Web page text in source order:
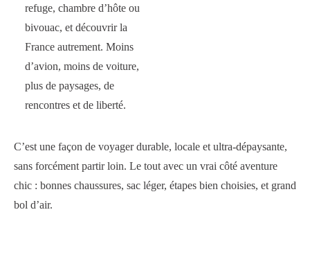
refuge, chambre d’hôte ou
bivouac, et découvrir la
France autrement. Moins
d’avion, moins de voiture,
plus de paysages, de
rencontres et de liberté.
C’est une façon de voyager durable, locale et ultra-dépaysante,
sans forcément partir loin. Le tout avec un vrai côté aventure
chic : bonnes chaussures, sac léger, étapes bien choisies, et grand
bol d’air.